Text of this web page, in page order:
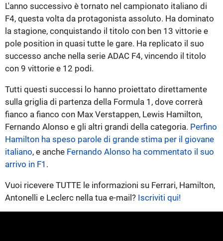
L'anno successivo è tornato nel campionato italiano di
F4, questa volta da protagonista assoluto. Ha dominato
la stagione, conquistando il titolo con ben 13 vittorie e
pole position in quasi tutte le gare. Ha replicato il suo
successo anche nella serie ADAC F4, vincendo il titolo
con 9 vittorie e 12 podi.
Tutti questi successi lo hanno proiettato direttamente
sulla griglia di partenza della Formula 1, dove correrà
fianco a fianco con Max Verstappen, Lewis Hamilton,
Fernando Alonso e gli altri grandi della categoria. Perfino
Hamilton ha speso parole di grande stima per il giovane
italiano, e anche Fernando Alonso ha commentato il suo
arrivo in F1 .
Vuoi ricevere TUTTE le informazioni su Ferrari, Hamilton,
Antonelli e Leclerc nella tua e-mail? Iscriviti qui!